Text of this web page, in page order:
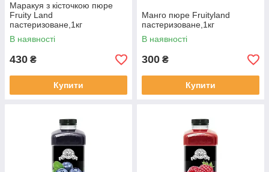
Маракуя з кісточкою пюре
Fruity Land
пастеризоване,1кг
В наявності
430 ₴
Купити
Манго пюре Fruityland
пастеризоване,1кг
В наявності
300 ₴
Купити